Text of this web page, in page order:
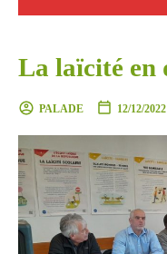
La laïcité en
PALADE 12/12/2022